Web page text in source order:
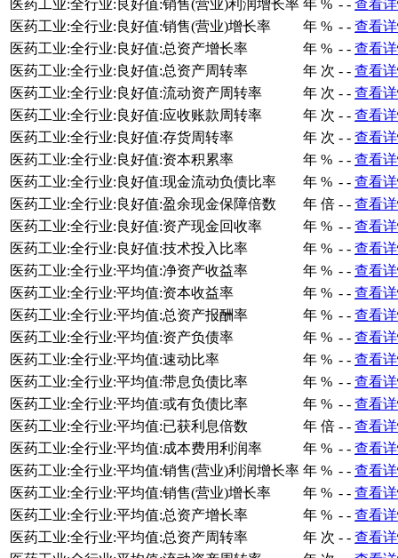
医药工业:全行业:良好值:销售(营业)利润增长率 年 % - - 查看
医药工业:全行业:良好值:销售(营业)增长率
年 % - - 查看
医药工业:全行业:良好值:总资产增长率
年 % - - 查看
医药工业:全行业:良好值:总资产周转率
年 次 - - 查看
医药工业:全行业:良好值:流动资产周转率
年 次 - - 查看
医药工业:全行业:良好值:应收账款周转率
年 次 - - 查看
医药工业:全行业:良好值:存货周转率
年 次 - - 查看
医药工业:全行业:良好值:资本积累率
年 % - - 查看
医药工业:全行业:良好值:现金流动负债比率
年 % - - 查看
医药工业:全行业:良好值:盈余现金保障倍数
年 倍 - - 查看
医药工业:全行业:良好值:资产现金回收率
年 % - - 查看
医药工业:全行业:良好值:技术投入比率
年 % - - 查看
医药工业:全行业:平均值:净资产收益率
年 % - - 查看
医药工业:全行业:平均值:资本收益率
年 % - - 查看
医药工业:全行业:平均值:总资产报酬率
年 % - - 查看
医药工业:全行业:平均值:资产负债率
年 % - - 查看
医药工业:全行业:平均值:速动比率
年 % - - 查看
医药工业:全行业:平均值:带息负债比率
年 % - - 查看
医药工业:全行业:平均值:或有负债比率
年 % - - 查看
医药工业:全行业:平均值:已获利息倍数
年 倍 - - 查看
医药工业:全行业:平均值:成本费用利润率
年 % - - 查看
医药工业:全行业:平均值:销售(营业)利润增长率 年 % - - 查看
医药工业:全行业:平均值:销售(营业)增长率
年 % - - 查看
医药工业:全行业:平均值:总资产增长率
年 % - - 查看
医药工业:全行业:平均值:总资产周转率
年 次 - - 查看